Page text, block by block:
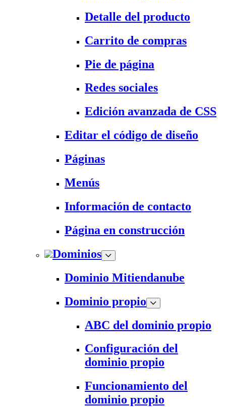
Detalle del producto
Carrito de compras
Pie de página
Redes sociales
Edición avanzada de CSS
Editar el código de diseño
Páginas
Menús
Información de contacto
Página en construcción
Dominios
Dominio Mitiendanube
Dominio propio
ABC del dominio propio
Configuración del
dominio propio
Funcionamiento del
dominio propio